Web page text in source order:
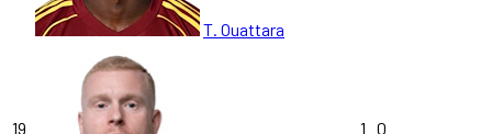
T. Ouattara
19 1 0